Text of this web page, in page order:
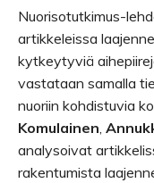
Nuorisotutkimus-
artikkeleissa
kytkeytyviä
vastataan samalla
nuoriin kohdistuvia
Komulainen,
analysoivat
rakentumista